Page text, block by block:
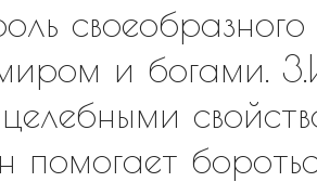
своеобразного
и богами.
помогает